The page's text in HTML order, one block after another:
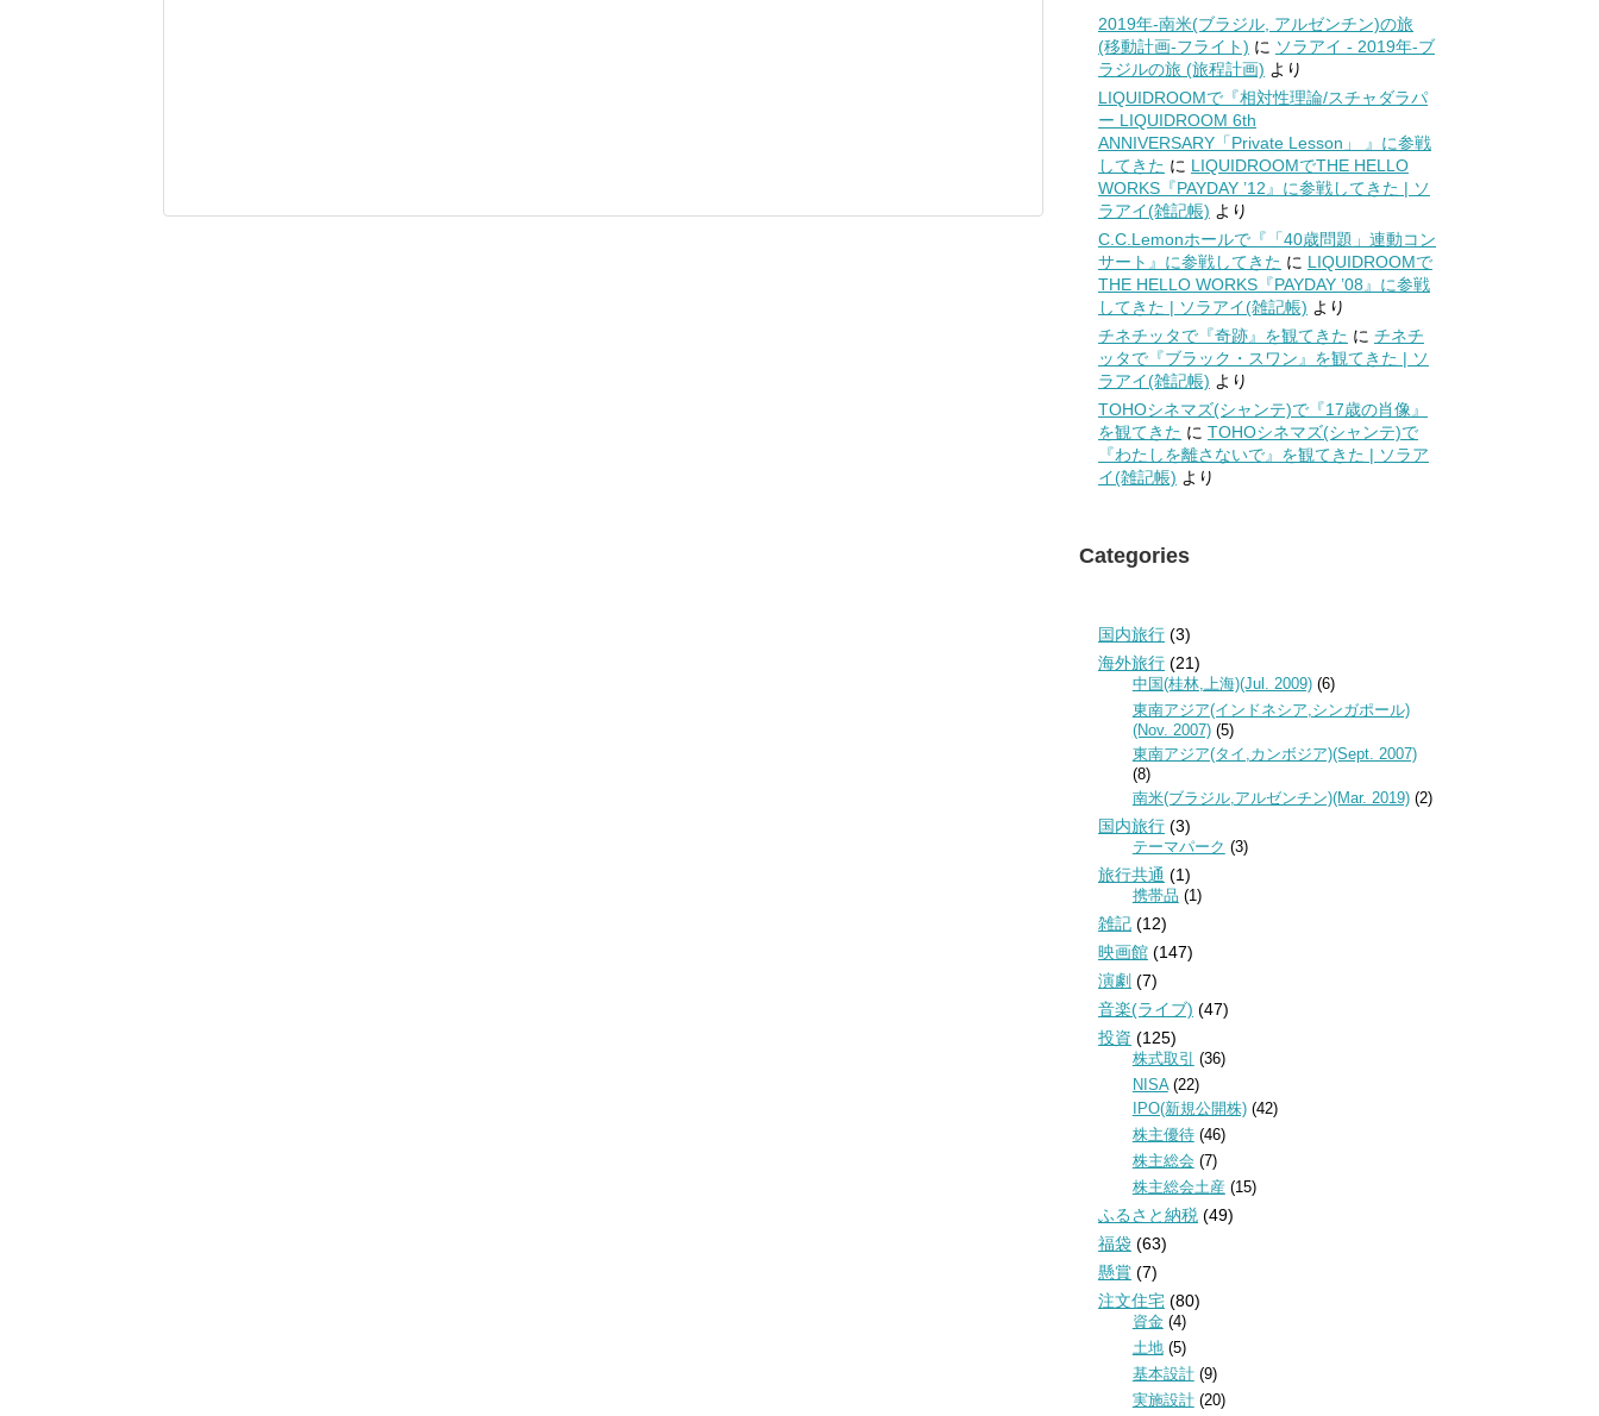
2019年-南米(ブラジル, アルゼンチン)の旅
(移動計画-フライト) に ソラアイ - 2019年-ブ
ラジルの旅 (旅程計画) より
LIQUIDROOMで『相対性理論/スチャダラパ
ー LIQUIDROOM 6th
ANNIVERSARY「Private Lesson」 』に参戦
してきた に LIQUIDROOMでTHE HELLO
WORKS『PAYDAY ’12』に参戦してきた | ソ
ラアイ(雑記帳) より
C.C.Lemonホールで『「40歳問題」連動コン
サート』に参戦してきた に LIQUIDROOMで
THE HELLO WORKS『PAYDAY ’08』に参戦
してきた | ソラアイ(雑記帳) より
チネチッタで『奇跡』を観てきた に チネチ
ッタで『ブラック・スワン』を観てきた | ソ
ラアイ(雑記帳) より
TOHOシネマズ(シャンテ)で『17歳の肖像』
を観てきた に TOHOシネマズ(シャンテ)で
『わたしを離さないで』を観てきた | ソラア
イ(雑記帳) より
Categories
国内旅行 (3)
海外旅行 (21)
中国(桂林,上海)(Jul. 2009)(6)
東南アジア(インドネシア,シンガポール)
(Nov. 2007)(5)
東南アジア(タイ,カンボジア)(Sept. 2007)
(8)
南米(ブラジル,アルゼンチン)(Mar. 2019)(2)
国内旅行 (3)
テーマパーク (3)
旅行共通 (1)
携帯品 (1)
雑記 (12)
映画館 (147)
演劇 (7)
音楽(ライブ) (47)
投資 (125)
株式取引
(36)
NISA(22)
IPO(新規公開株)(42)
株主優待(46)
株主総会 (7)
株主総会土産 (15)
ふるさと納税 (49)
福袋 (63)
懸賞 (7)
注文住宅 (80)
資金(4)
土地(5)
基本設計(9)
実施設計(20)